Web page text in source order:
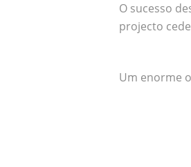
O sucesso
projecto
Um enorme